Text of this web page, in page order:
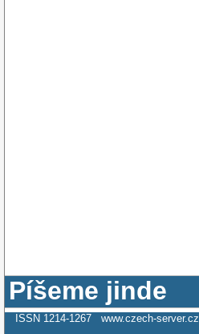
Píšeme jinde
ISSN 1214-1267 www.czech-server.cz